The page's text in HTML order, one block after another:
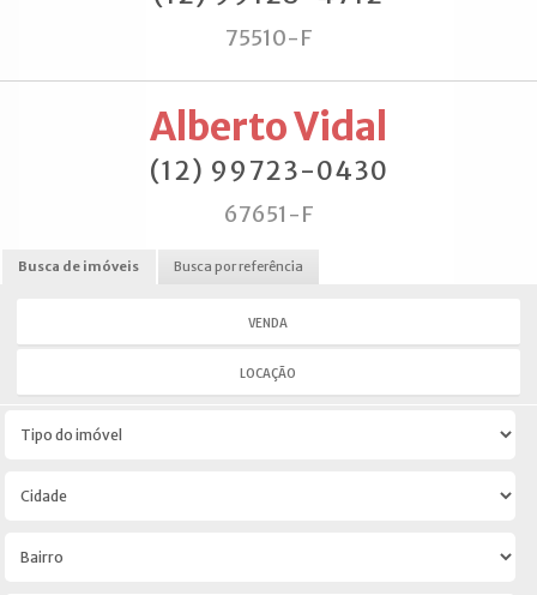
75510-F
Alberto Vidal
(12) 99723-0430
67651-F
Busca de imóveis Busca por referência
VENDA
LOCAÇÃO